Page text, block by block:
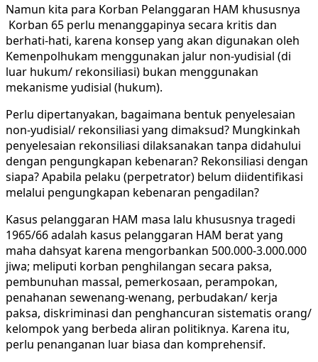
Namun kita para Korban Pelanggaran HAM khususnya
Korban 65 perlu menanggapinya secara kritis dan
berhati-hati, karena konsep yang akan digunakan oleh
Kemenpolhukam menggunakan jalur non-yudisial (di
luar hukum/ rekonsiliasi) bukan menggunakan
mekanisme yudisial (hukum).
Perlu dipertanyakan, bagaimana bentuk penyelesaian
non-yudisial/ rekonsiliasi yang dimaksud? Mungkinkah
penyelesaian rekonsiliasi dilaksanakan tanpa didahului
dengan pengungkapan kebenaran? Rekonsiliasi dengan
siapa? Apabila pelaku (perpetrator) belum diidentifikasi
melalui pengungkapan kebenaran pengadilan?
Kasus pelanggaran HAM masa lalu khususnya tragedi
1965/66 adalah kasus pelanggaran HAM berat yang
maha dahsyat karena mengorbankan 500.000-3.000.000
jiwa; meliputi korban penghilangan secara paksa,
pembunuhan massal, pemerkosaan, perampokan,
penahanan sewenang-wenang, perbudakan/ kerja
paksa, diskriminasi dan penghancuran sistematis orang/
kelompok yang berbeda aliran politiknya. Karena itu,
perlu penanganan luar biasa dan komprehensif.